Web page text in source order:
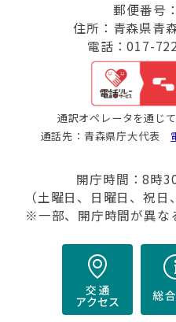
郵便番号
住所：青森県青
電話：017-
通訳オペレータを通じ
通話先：青森県庁大代表
開庁時間：8時
（土曜日、日曜日、祝日
※一部、開庁時間が異な